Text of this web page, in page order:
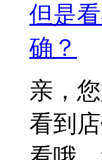
但是
确？
亲，
看到